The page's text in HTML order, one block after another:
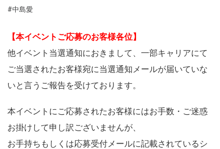
#中島愛
【本イベントご応募のお客様各位】
他イベント当選通知におきまして、一部キャリアにて
ご当選されたお客様宛に当選通知メールが届いていな
いと言うご報告を受けております。
本イベントにご応募されたお客様にはお手数・ご迷惑
お掛けして申し訳ございませんが、
お手持ちもしくは応募受付メールに記載されているシ